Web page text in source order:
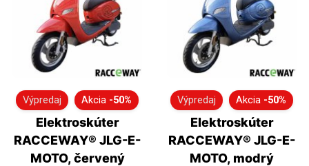
Výpredaj Akcia -50%
Elektroskúter
RACCEWAY® JLG-E-
MOTO, červený
Výpredaj Akcia -50%
Elektroskúter
RACCEWAY® JLG-E-
MOTO, modrý